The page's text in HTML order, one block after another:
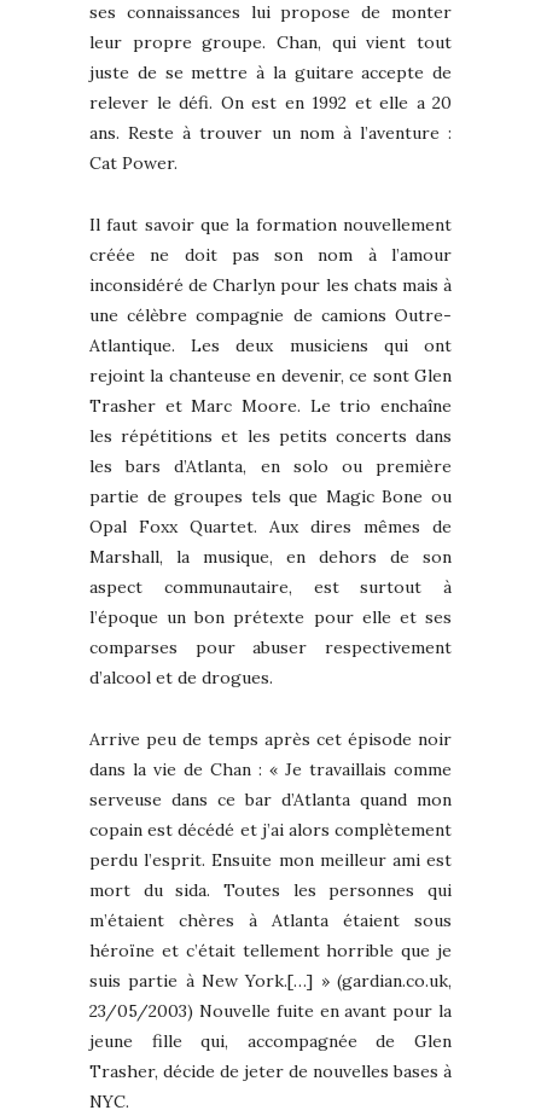
ses connaissances lui propose de monter
leur propre groupe. Chan, qui vient tout
juste de se mettre à la guitare accepte de
relever le défi. On est en 1992 et elle a 20
ans. Reste à trouver un nom à l’aventure :
Cat Power.
Il faut savoir que la formation nouvellement
créée ne doit pas son nom à l’amour
inconsidéré de Charlyn pour les chats mais à
une célèbre compagnie de camions Outre-
Atlantique. Les deux musiciens qui ont
rejoint la chanteuse en devenir, ce sont Glen
Trasher et Marc Moore. Le trio enchaîne
les répétitions et les petits concerts dans
les bars d’Atlanta, en solo ou première
partie de groupes tels que Magic Bone ou
Opal Foxx Quartet. Aux dires mêmes de
Marshall, la musique, en dehors de son
aspect communautaire, est surtout à
l’époque un bon prétexte pour elle et ses
comparses pour abuser respectivement
d’alcool et de drogues.
Arrive peu de temps après cet épisode noir
dans la vie de Chan : « Je travaillais comme
serveuse dans ce bar d’Atlanta quand mon
copain est décédé et j’ai alors complètement
perdu l’esprit. Ensuite mon meilleur ami est
mort du sida. Toutes les personnes qui
m’étaient chères à Atlanta étaient sous
héroïne et c’était tellement horrible que je
suis partie à New York.[…] » (gardian.co.uk,
23/05/2003) Nouvelle fuite en avant pour la
jeune fille qui, accompagnée de Glen
Trasher, décide de jeter de nouvelles bases à
NYC.